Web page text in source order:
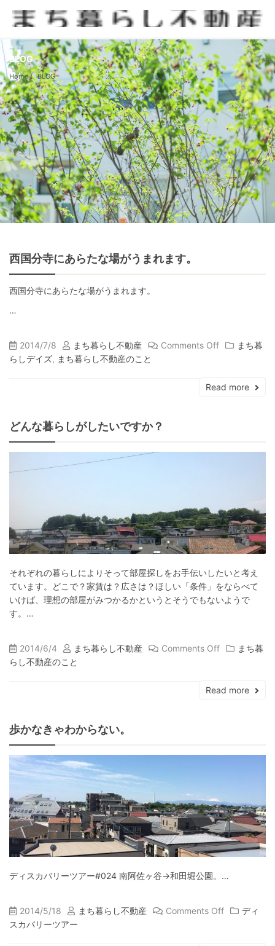
BLOG
Home BLOG
西国分寺にあらたな場がうまれます。
西国分寺にあらたな場がうまれます。
…
2014/7/8 まち暮らし不動産 Comments Off
まち暮
らしデイズ, まち暮らし不動産のこと
Read more
どんな暮らしがしたいですか？
それぞれの暮らしによりそって部屋探しをお手伝いしたいと考え
ています。どこで？家賃は？広さは？ほしい「条件」をならべて
いけば、理想の部屋がみつかるかというとそうでもないようで
す。…
2014/6/4 まち暮らし不動産 Comments Off
まち暮
らし不動産のこと
Read more
歩かなきゃわからない。
ディスカバリーツアー#024 南阿佐ヶ谷→和田堀公園。…
2014/5/18 まち暮らし不動産 Comments Off
ディ
スカバリーツアー